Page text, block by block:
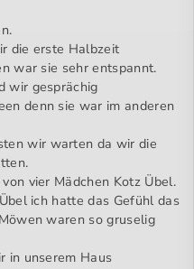
die erste Halbzeit
war sie sehr entspannt.
wir gesprächig
denn sie war im anderen
wir warten da wir die
vier Mädchen Kotz Übel.
ich hatte das Gefühl das
waren so gruselig
in unserem Haus